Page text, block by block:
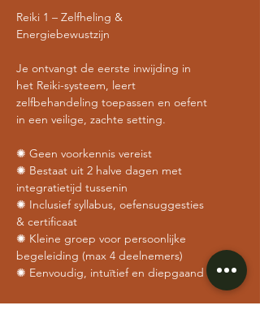
Reiki 1 – Zelfheling &
Energiebewustzijn
Je ontvangt de eerste inwijding in
het Reiki-systeem, leert
zelfbehandeling toepassen en oefent
in een veilige, zachte setting.
✺ Geen voorkennis vereist
✺ Bestaat uit 2 halve dagen met
integratietijd tussenin
✺ Inclusief syllabus, oefensuggesties
& certificaat
✺ Kleine groep voor persoonlijke
begeleiding (max 4 deelnemers)
✺ Eenvoudig, intuïtief en diepgaand